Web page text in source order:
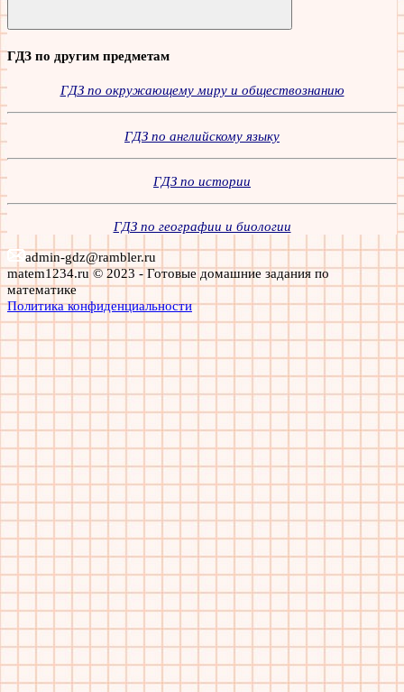
Поиск
ГДЗ по другим предметам
ГДЗ по окружающему миру и обществознанию
ГДЗ по английскому языку
ГДЗ по истории
ГДЗ по географии и биологии
admin-gdz@rambler.ru
matem1234.ru © 2023 - Готовые домашние задания по
математике
Политика конфиденциальности